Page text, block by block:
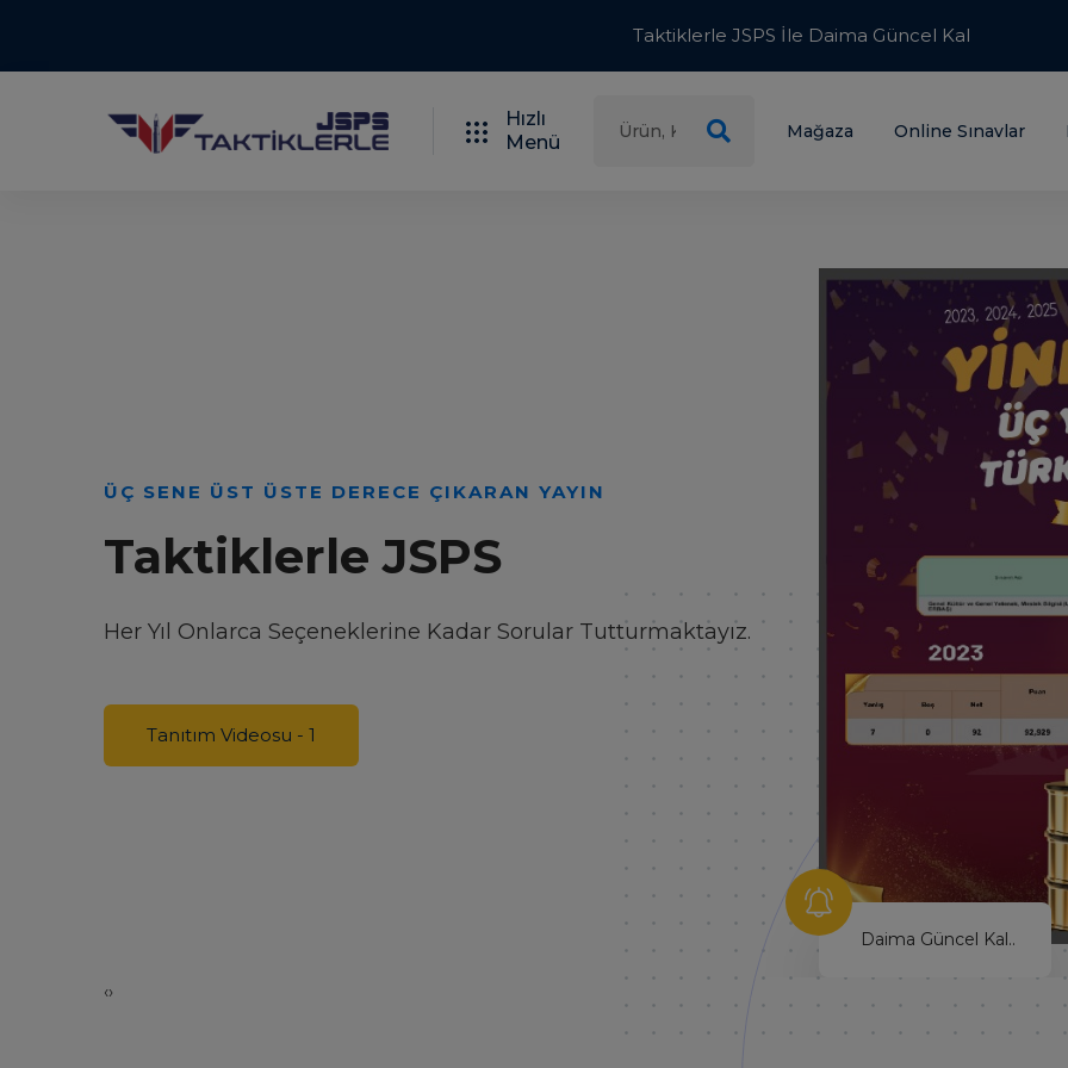
Taktiklerle JSPS İle Daima Güncel Kal
Hızlı
Menü
Mağaza Online Sınavlar
Daima Güncel Kal
Bu Sıralamaya Girmek İçin Tek Eksiğin Çalışmamak
Hayallerinin Peşinden
‹›